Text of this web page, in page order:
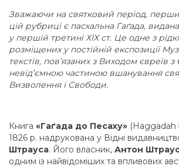
Зважаючи на святковий період,
цій рубриці є пасхальна Гаґада,
у першій третині ХІХ ст. Це одне з
розміщених у постійній експозиції
текстів, пов’язаних з Виходом євреїв з
невід’ємною частиною вшанування
Визволення і Свободи.
Книга «Гаґада до Песаху» (Haggadah
1826 р. надрукована у Відні
Штрауса. Його власник, Антон
одним із найвідоміших та впливових